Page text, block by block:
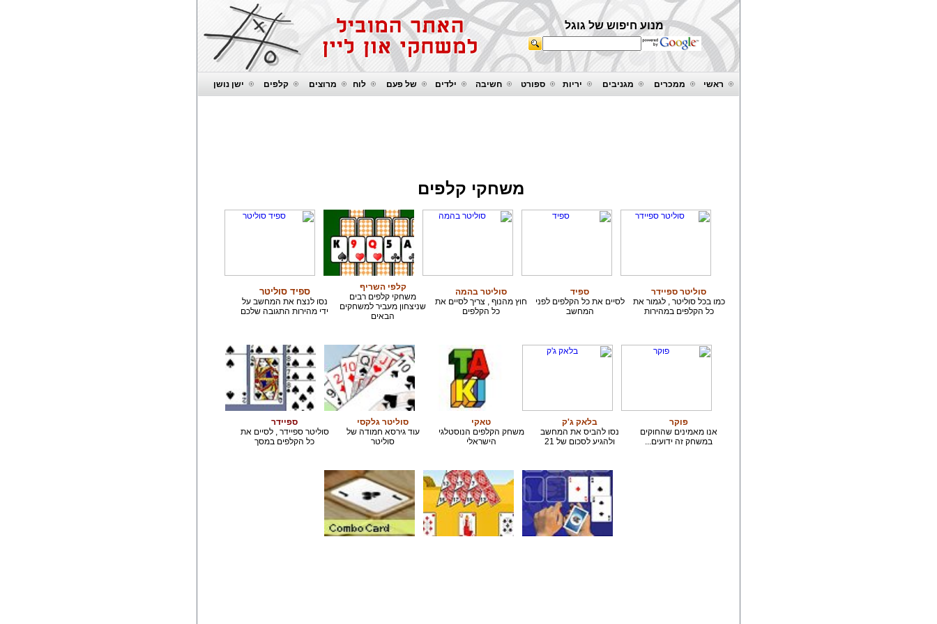
מנוע חיפוש של גוגל
ראשי ממכרים מגניבים יריות ספורט חשיבה ילדים של פעם לוח מרוצים קלפים ישן נושן
משחקי קלפים
סוליטר ספיידר
כמו בכל סוליטר , לגמור את
כל הקלפים במהירות
ספיד
לסיים את כל הקלפים לפני
המחשב
סוליטר בהמה
חוץ מהנוף , צריך לסיים את
כל הקלפים
קלפי השריף
משחקי קלפים רבים
שניצחון מעביר למשחקים
הבאים
ספיד סוליטר
נסו לנצח את המחשב על
ידי מהירות התגובה שלכם
פוקר
אנו מאמינים שהחוקים
במשחק זה ידועים...
בלאק ג'ק
נסו להביס את המחשב
ולהגיע לסכום של 21
טאקי
משחק הקלפים הנוסטלגי
הישראלי
סוליטר גלקסי
עוד גירסא חמודה של
סוליטר
ספיידר
סוליטר ספיידר , לסיים את
כל הקלפים במסך